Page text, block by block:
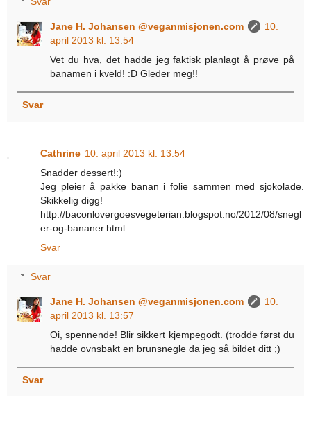
Jane H. Johansen @veganmisjonen.com
10.
april 2013 kl. 13:54
Vet du hva, det hadde jeg faktisk planlagt å prøve på
banamen i kveld! :D Gleder meg!!
Svar
Cathrine 10. april 2013 kl. 13:54
Snadder dessert!:)
Jeg pleier å pakke banan i folie sammen med sjokolade.
Skikkelig digg!
http://baconlovergoesvegeterian.blogspot.no/2012/08/snegl
er-og-bananer.html
Svar
Svar
Jane H. Johansen @veganmisjonen.com
10.
april 2013 kl. 13:57
Oi, spennende! Blir sikkert kjempegodt. (trodde først du
hadde ovnsbakt en brunsnegle da jeg så bildet ditt ;)
Svar